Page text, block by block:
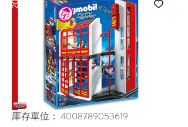
庫存單位： 4008789053619